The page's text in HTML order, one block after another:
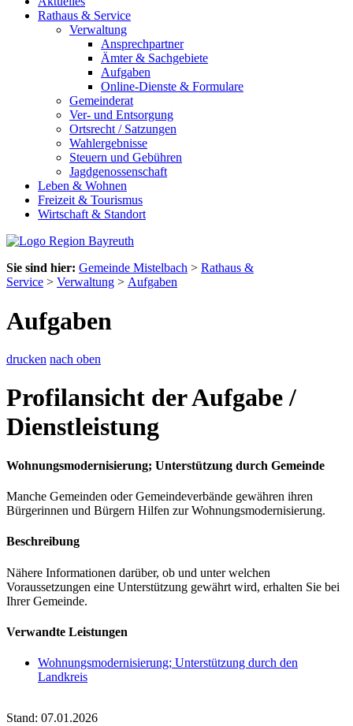
Rathaus & Service
Verwaltung
Ansprechpartner
Ämter & Sachgebiete
Aufgaben
Online-Dienste & Formulare
Gemeinderat
Ver- und Entsorgung
Ortsrecht / Satzungen
Wahlergebnisse
Steuern und Gebühren
Jagdgenossenschaft
Leben & Wohnen
Freizeit & Tourismus
Wirtschaft & Standort
Sie sind hier: Gemeinde Mistelbach > Rathaus &
Service > Verwaltung > Aufgaben
Aufgaben
drucken nach oben
Profilansicht der Aufgabe /
Dienstleistung
Wohnungsmodernisierung; Unterstützung durch Gemeinde
Manche Gemeinden oder Gemeindeverbände gewähren ihren
Bürgerinnen und Bürgern Hilfen zur Wohnungsmodernisierung.
Beschreibung
Nähere Informationen darüber, ob und unter welchen
Voraussetzungen eine Unterstützung gewährt wird, erhalten Sie bei
Ihrer Gemeinde.
Verwandte Leistungen
Wohnungsmodernisierung; Unterstützung durch den
Landkreis
Stand: 07.01.2026